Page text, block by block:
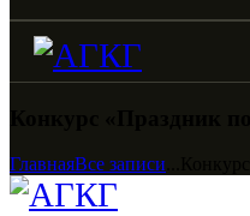
ГлавнаяВсе записи